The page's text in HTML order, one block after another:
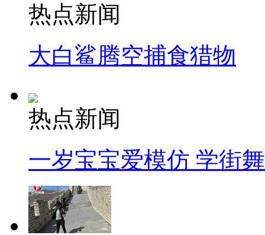
热点新闻
大白鲨腾空捕食猎物
热点新闻
一岁宝宝爱模仿 学街